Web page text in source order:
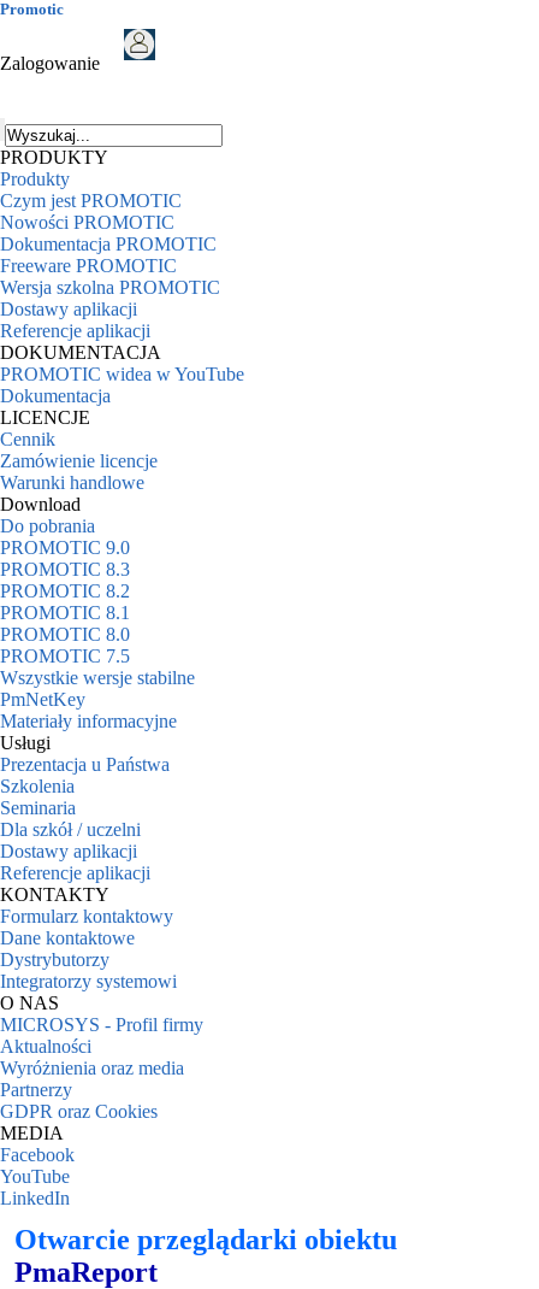
Promotic
Zalogowanie
PRODUKTY
Produkty
Czym jest PROMOTIC
Nowości PROMOTIC
Dokumentacja PROMOTIC
Freeware PROMOTIC
Wersja szkolna PROMOTIC
Dostawy aplikacji
Referencje aplikacji
DOKUMENTACJA
PROMOTIC widea w YouTube
Dokumentacja
LICENCJE
Cennik
Zamówienie licencje
Warunki handlowe
Download
Do pobrania
PROMOTIC 9.0
PROMOTIC 8.3
PROMOTIC 8.2
PROMOTIC 8.1
PROMOTIC 8.0
PROMOTIC 7.5
Wszystkie wersje stabilne
PmNetKey
Materiały informacyjne
Usługi
Prezentacja u Państwa
Szkolenia
Seminaria
Dla szkół / uczelni
Dostawy aplikacji
Referencje aplikacji
KONTAKTY
Formularz kontaktowy
Dane kontaktowe
Dystrybutorzy
Integratorzy systemowi
O NAS
MICROSYS - Profil firmy
Aktualności
Wyróżnienia oraz media
Partnerzy
GDPR oraz Cookies
MEDIA
Facebook
YouTube
LinkedIn
Otwarcie przeglądarki obiektu
PmaReport